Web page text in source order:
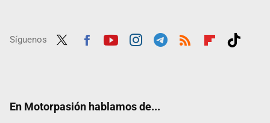
Síguenos
En Motorpasión hablamos de...